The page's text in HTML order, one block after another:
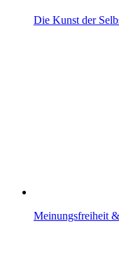
Die Kunst der
Meinungsfreiheit